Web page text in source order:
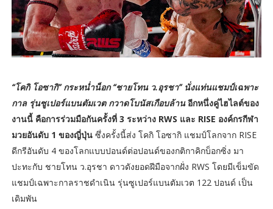
“โคกิ โอซากิ” กระหน่ำน็อก “ชายโทน ว.อุรชา” นั่งแท่นแชมป์เฉพาะ
กาล รุ่นซูเปอร์แบนตัมเวต กวาดโบนัสเกือบล้านอีกหนึ่งคู่ไฮไลต์ของ
งานนี้ คือการร่วมมือกันครั้งที่ 3 ระหว่าง RWS และ RISE องค์กรกีฬา
มวยอันดับ 1 ของญี่ปุ่นซึ่งครั้งนี้ส่ง โคกิ โอซากิ แชมป์โลกจาก RISE
ดีกรีอันดับ 4 ของโลกแบบปอนด์ต่อปอนด์ของกติกาคิกบ็อกซิ่ง มา
ปะทะกับ ชายโทน ว.อุรชา ดาวดังยอดฝีมือจากฝั่ง RWS โดยมีเข็มขัด
แชมป์เฉพาะกาลราชดำเนิน รุ่นซูเปอร์แบนตัมเวต 122 ปอนด์ เป็น
เดิมพัน